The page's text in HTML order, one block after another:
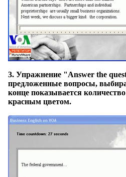
3. Упражнение "Answer the
предложенные вопросы,
конце показывается
красным цветом.